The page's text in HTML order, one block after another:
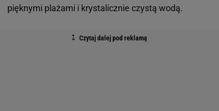
pięknymi plażami i krystalicznie czystą wodą.